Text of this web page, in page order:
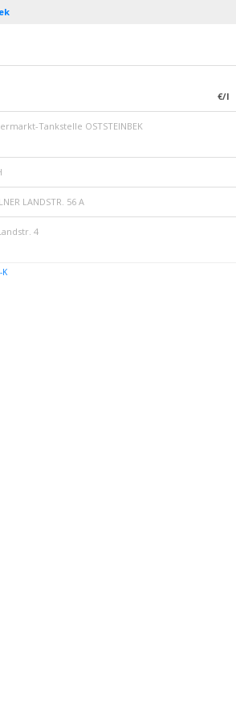
€/l
Tankstelle OSTSTEINBEK
LANDSTR. 56 A
4
K